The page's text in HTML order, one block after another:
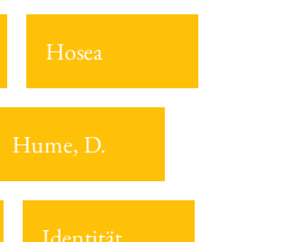
Hosea
Hume, D.